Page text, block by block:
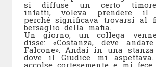
si diffuse un certo timore.
infatti, voleva prendere il
perché significava trovarsi al
bersaglio della mafia.
Un giorno, un collega
disse: «Costanza, deve
Falcone». Andai in una
dove il Giudice mi